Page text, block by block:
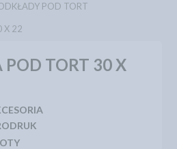
POD TORT
X 22
TORT 30 X